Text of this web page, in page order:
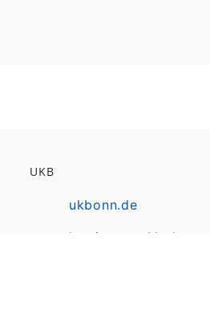
UKB
ukbonn.de
karriereamukb.de